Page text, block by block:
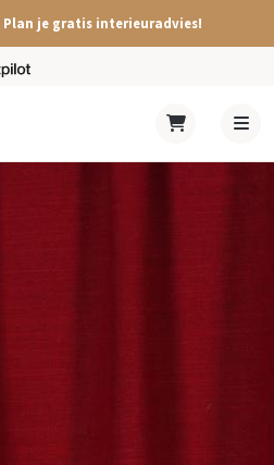
Plan je gratis interieuradvies!